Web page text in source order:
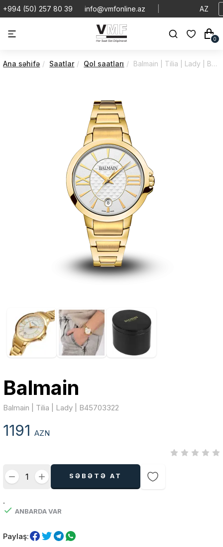
+994 (50) 257 80 39 info@vmfonline.az AZ
0
Ana səhifə Saatlar Qol saatları Balmain | Tilia | Lady | B45703322
Balmain
Balmain | Tilia | Lady | B45703322
1191AZN
SƏBƏTƏ AT
.
ANBARDA VAR
Paylaş: